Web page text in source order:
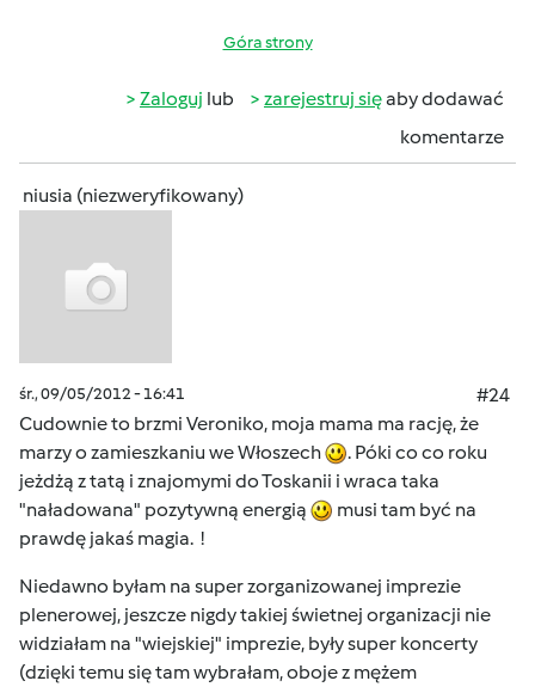
Góra strony
Zaloguj lub zarejestruj sięaby dodawać
komentarze
niusia (niezweryfikowany)
śr., 09/05/2012 - 16:41
#24
Cudownie to brzmi Veroniko, moja mama ma rację, że
marzy o zamieszkaniu we Włoszech
. Póki co co roku
jeżdżą z tatą i znajomymi do Toskanii i wraca taka
"naładowana" pozytywną energią
musi tam być na
prawdę jakaś magia. !
Niedawno byłam na super zorganizowanej imprezie
plenerowej, jeszcze nigdy takiej świetnej organizacji nie
widziałam na "wiejskiej" imprezie, były super koncerty
(dzięki temu się tam wybrałam, oboje z mężem